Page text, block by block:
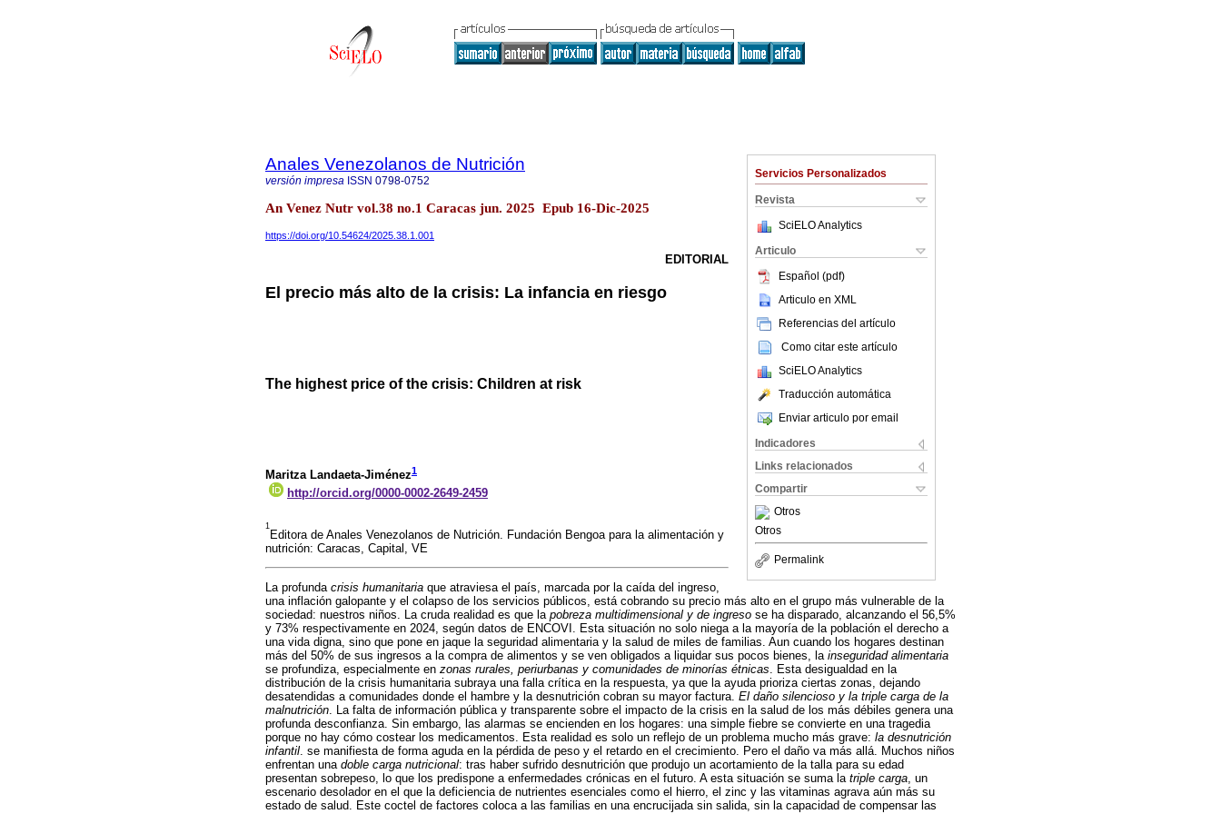
Servicios Personalizados
Revista
SciELO Analytics
Articulo
Español (pdf)
Articulo en XML
Referencias del artículo
Como citar este artículo
SciELO Analytics
Traducción automática
Enviar articulo por email
Indicadores
Links relacionados
Compartir
Otros
Otros
Permalink
Anales Venezolanos de Nutrición
versión impresa ISSN 0798-0752
An Venez Nutr vol.38 no.1 Caracas jun. 2025 Epub 16-Dic-2025
https://doi.org/10.54624/2025.38.1.001
EDITORIAL
El precio más alto de la crisis: La infancia en riesgo
The highest price of the crisis: Children at risk
Maritza Landaeta-Jiménez1
http://orcid.org/0000-0002-2649-2459
1
Editora de Anales Venezolanos de Nutrición. Fundación Bengoa para la alimentación y
nutrición: Caracas, Capital, VE
La profunda crisis humanitaria que atraviesa el país, marcada por la caída del ingreso,
una inflación galopante y el colapso de los servicios públicos, está cobrando su precio más alto en el grupo más vulnerable de la
sociedad: nuestros niños. La cruda realidad es que la pobreza multidimensional y de ingreso se ha disparado, alcanzando el 56,5%
y 73% respectivamente en 2024, según datos de ENCOVI. Esta situación no solo niega a la mayoría de la población el derecho a
una vida digna, sino que pone en jaque la seguridad alimentaria y la salud de miles de familias. Aun cuando los hogares destinan
más del 50% de sus ingresos a la compra de alimentos y se ven obligados a liquidar sus pocos bienes, la inseguridad alimentaria
se profundiza, especialmente en zonas rurales, periurbanas y comunidades de minorías étnicas. Esta desigualdad en la
distribución de la crisis humanitaria subraya una falla crítica en la respuesta, ya que la ayuda prioriza ciertas zonas, dejando
desatendidas a comunidades donde el hambre y la desnutrición cobran su mayor factura. El daño silencioso y la triple carga de la
malnutrición. La falta de información pública y transparente sobre el impacto de la crisis en la salud de los más débiles genera una
profunda desconfianza. Sin embargo, las alarmas se encienden en los hogares: una simple fiebre se convierte en una tragedia
porque no hay cómo costear los medicamentos. Esta realidad es solo un reflejo de un problema mucho más grave: la desnutrición
infantil. se manifiesta de forma aguda en la pérdida de peso y el retardo en el crecimiento. Pero el daño va más allá. Muchos niños
enfrentan una doble carga nutricional: tras haber sufrido desnutrición que produjo un acortamiento de la talla para su edad
presentan sobrepeso, lo que los predispone a enfermedades crónicas en el futuro. A esta situación se suma la triple carga, un
escenario desolador en el que la deficiencia de nutrientes esenciales como el hierro, el zinc y las vitaminas agrava aún más su
estado de salud. Este coctel de factores coloca a las familias en una encrucijada sin salida, sin la capacidad de compensar las